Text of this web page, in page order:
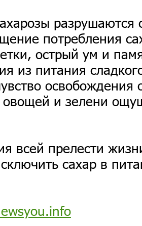
разрушаются
потребления
острый ум и
из питания
освобождения
овощей и зелени
всей прелести
сахар в